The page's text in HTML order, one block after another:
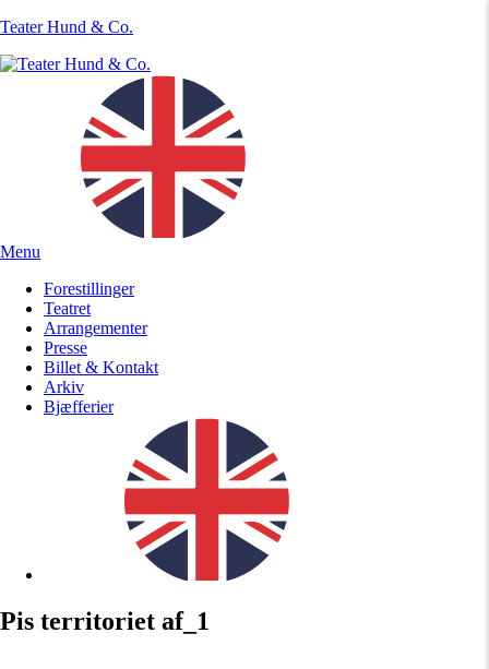
Teater Hund & Co.
Menu
Forestillinger
Teatret
Arrangementer
Presse
Billet & Kontakt
Arkiv
Bjæfferier
Pis territoriet af_1